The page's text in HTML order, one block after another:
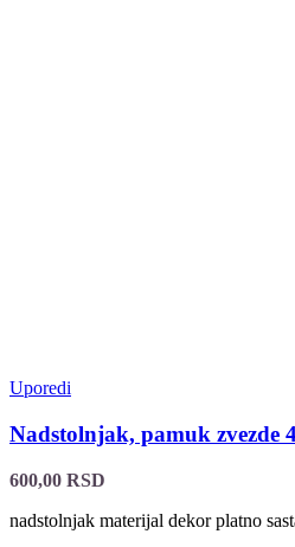
Uporedi
Nadstolnjak, pamuk zvezde
600,00 RSD
nadstolnjak materijal dekor platno